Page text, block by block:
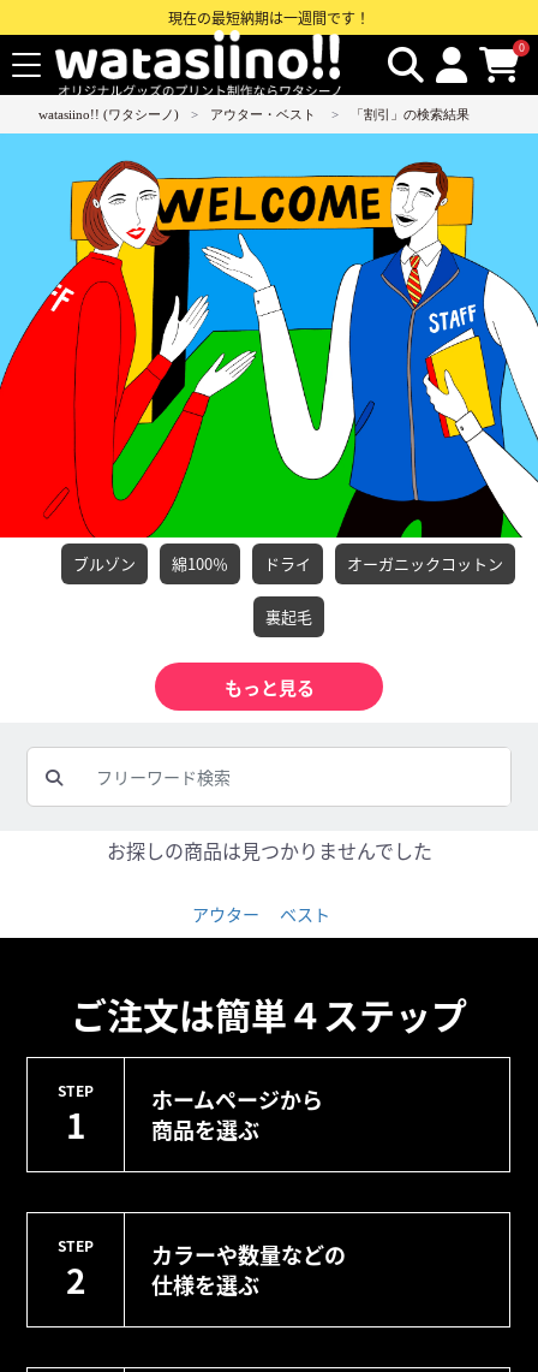
現在の最短納期は一週間です！
0
watasiino!! (ワタシーノ) アウター・ベスト 「割引」の検索結果
ブルゾン 綿100％ ドライ オーガニックコットン
裏起毛
お探しの商品は見つかりませんでした
アウター ベスト
ご注文は簡単４ステップ
STEP
1
ホームページから
商品を選ぶ
STEP
2
カラーや数量などの
仕様を選ぶ